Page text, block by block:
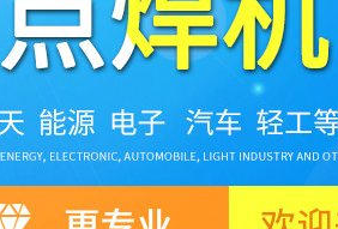
对焊机
移动式点焊机
特异焊机配套设备
技术知识